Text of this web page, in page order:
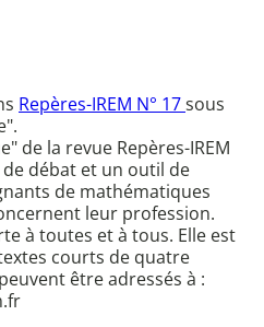
Repères-IREM N° 17sous
de la revue Repères-IREM
débat et un outil de
de mathématiques
leur profession.
à toutes et à tous. Elle est
courts de quatre
être adressés à :